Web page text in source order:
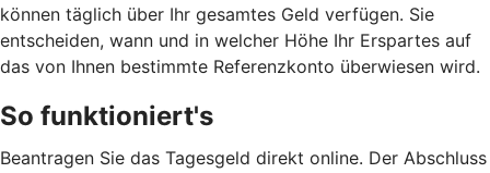
können täglich über Ihr gesamtes Geld verfügen. Sie
entscheiden, wann und in welcher Höhe Ihr Erspartes auf
das von Ihnen bestimmte Referenzkonto überwiesen wird.
So funktioniert's
Beantragen Sie das Tagesgeld direkt online. Der Abschluss